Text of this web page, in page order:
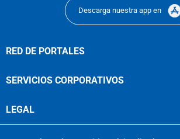
Descarga nuestra app en
RED DE PORTALES
SERVICIOS CORPORATIVOS
LEGAL